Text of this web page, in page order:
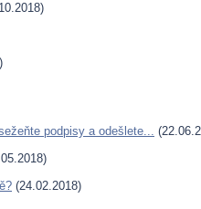
podpisy a odešlete...
(24.02.2018)